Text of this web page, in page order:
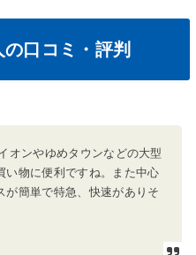
口コミ・評判
オンやゆめタウンなどの大型
い物に便利ですね。また中心
が簡単で特急、快速がありそ